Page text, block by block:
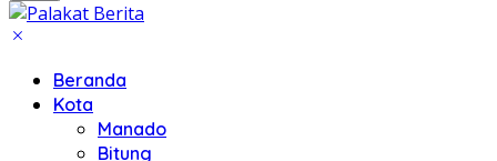
Beranda
Kota
Manado
Bitung